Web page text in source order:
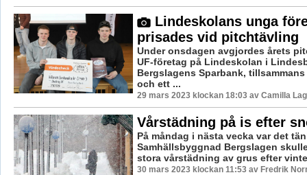
Lindeskolans unga
prisades vid pitchtävling
Under onsdagen avgjordes årets
UF-företag på Lindeskolan i
Bergslagens Sparbank,
och ett ...
29 mars 2023 klockan 18:03 av Camilla
Vårstädning på is efter
På måndag i nästa vecka var det
Samhällsbyggnad Bergslagen
stora vårstädning av grus efter
30 mars 2023 klockan 11:53 av Fredrik